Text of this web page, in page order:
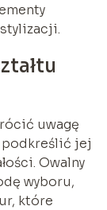
uwagę
podkreślić jej
Owalny
wyboru,
które